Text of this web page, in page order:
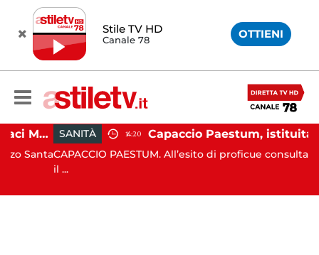
Stile TV HD
Canale 78 OTTIENI
Ospedale di Agropoli, sindaci Mutalipassi e Rizzo incontrano Fico: “Intesa per potenziare servizi”
Santa
SANITÀ 14:20
CAPACCIO PAESTUM. All’esito di proficue consultazioni